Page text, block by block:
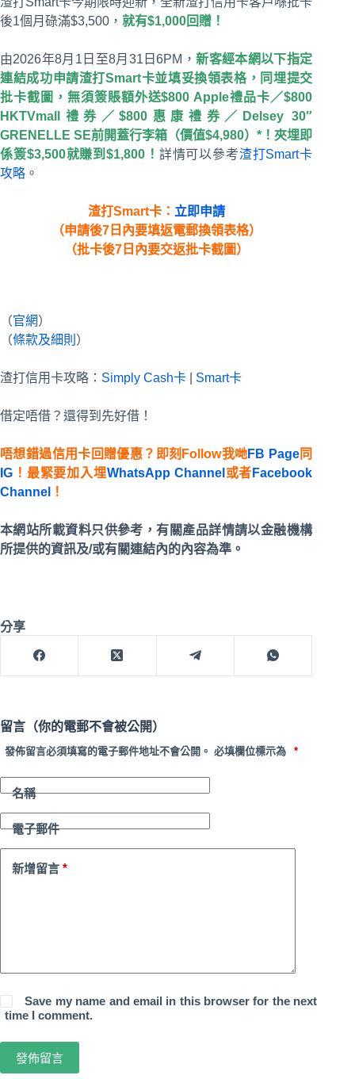
後1個月碌滿$3,500， 就有$1,000回贈！
由2026年8月1日至8月31日6PM，新客經本網以下指定
連結成功申請渣打Smart卡並填妥換領表格，同埋提交
批卡截圖，無須簽賬額外送$800 Apple禮品卡／$800
HKTVmall禮券／$800惠康禮券／Delsey 30″
GRENELLE SE前開蓋行李箱（價值$4,980）*！夾埋即
係簽$3,500就賺到$1,800！ 詳情可以參考渣打Smart卡
攻略 。
渣打Smart卡： 立即申請
（申請後7日內要填返電郵換領表格）
（批卡後7日內要交返批卡截圖）
（官網）
（條款及細則 ）
渣打信用卡攻略： Simply Cash卡 Smart卡
借定唔借？還得到先好借！
唔想錯過信用卡回贈優惠？即刻Follow我哋FB Page同
IG ！最緊要加入埋WhatsApp Channel 或者 Facebook
Channel
！
本網站所載資料只供參考，有關產品詳情請以金融機構
所提供的資訊及/或有關連結內的內容為準。
分享
留言（你的電郵不會被公開）
發佈留言必須填寫的電子郵件地址不會公開。 必填欄位標示為 *
名稱
電子郵件
新增留言 *
Save my name and email in this browser for the next
time I comment.
發佈留言